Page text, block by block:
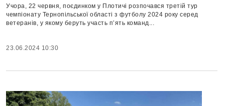
Учора, 22 червня, поєдинком у Плотичі розпочався третій тур
чемпіонату Тернопільської області з футболу 2024 року серед
ветеранів, у якому беруть участь п’ять команд...
23.06.2024 10:30